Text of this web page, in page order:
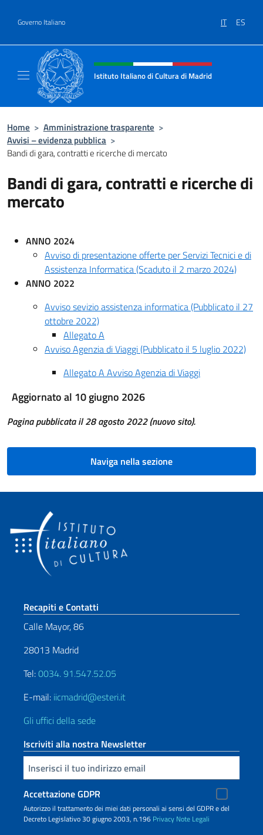
Governo Italiano IT ES
Intestazione sito, social e menù
Istituto Italiano di Cultura di Madrid
Home > Amministrazione trasparente >
Avvisi – evidenza pubblica >
Bandi di gara, contratti e ricerche di mercato
Bandi di gara, contratti e ricerche di
mercato
ANNO 2024
Avviso di presentazione offerte per Servizi Tecnici e di
Assistenza Informatica (Scaduto il 2 marzo 2024)
ANNO 2022
Avviso sevizio assistenza informatica (Pubblicato il 27
ottobre 2022)
Allegato A
Avviso Agenzia di Viaggi (Pubblicato il 5 luglio 2022)
Allegato A Avviso Agenzia di Viaggi
Aggiornato al 10 giugno 2026
Pagina pubblicata il 28 agosto 2022 (nuovo sito).
Naviga nella sezione
Sezione footer
Recapiti e Contatti
Calle Mayor, 86
28013 Madrid
Tel:0034. 91.547.52.05
E-mail: iicmadrid@esteri.it
Gli uffici della sede
Iscriviti alla nostra Newsletter
Inserisci la tua email
Accettazione GDPR
Autorizzo il trattamento dei miei dati personali ai sensi del GDPR e del
Decreto Legislativo 30 giugno 2003, n.196 Privacy Note Legali